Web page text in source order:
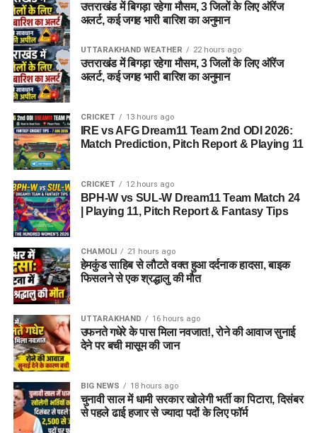
उत्तराखंड में बिगड़ा रहेगा मौसम, 3 जिलों के लिए ऑरेंज
अलर्ट, कई जगह भारी बारिश का अनुमान
UTTARAKHAND WEATHER 22 hours ago
उत्तराखंड में बिगड़ा रहेगा मौसम, 3 जिलों के लिए ऑरेंज
अलर्ट, कई जगह भारी बारिश का अनुमान
CRICKET 13 hours ago
IRE vs AFG Dream11 Team 2nd ODI 2026:
Match Prediction, Pitch Report & Playing 11
CRICKET 12 hours ago
BPH-W vs SUL-W Dream11 Team Match 24
| Playing 11, Pitch Report & Fantasy Tips
CHAMOLI 21 hours ago
हेमकुंड साहिब से लौटते वक्त हुआ दर्दनाक हादसा, बाइक
फिसलने से एक श्रद्धालु की मौत
UTTARAKHAND 16 hours ago
उफनते गधेरे के पास मिला नवजात!, रोने की आवाज सुनाई
देने पर बची मासूम की जान
BIG NEWS 18 hours ago
चुनावी साल में धामी सरकार खोलेगी भर्ती का पिटारा, दिसंबर
से पहले ढाई हजार से ज्यादा पदों के लिए फॉर्म